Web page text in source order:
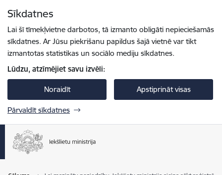
Sīkdatnes
Lai šī tīmekļvietne darbotos, tā izmanto obligāti nepieciešamās
sīkdatnes. Ar Jūsu piekrišanu papildus šajā vietnē var tikt
izmantotas statistikas un sociālo mediju sīkdatnes.
Lūdzu, atzīmējiet savu izvēli:
Noraidīt Apstiprināt visas
Pārvaldīt sīkdatnes